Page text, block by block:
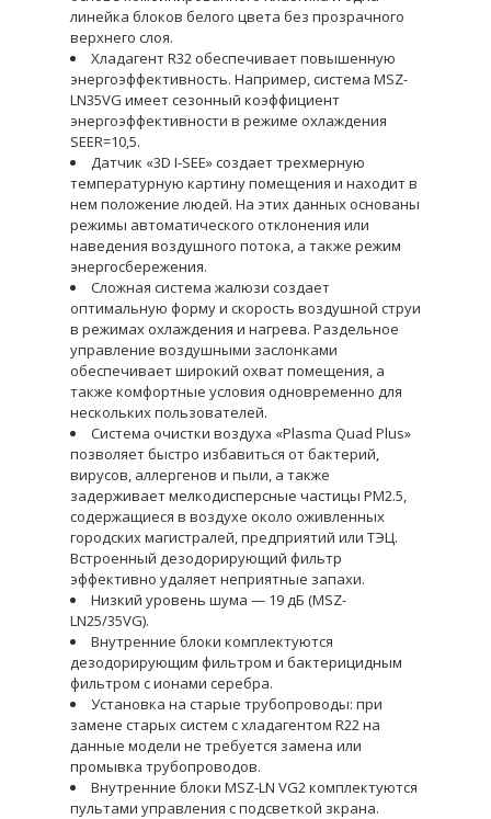
линейка блоков белого цвета без прозрачного
верхнего слоя.
Хладагент R32 обеспечивает повышенную
энергоэффективность. Например, система MSZ-
LN35VG имеет сезонный коэффициент
энергоэффективности в режиме охлаждения
SEER=10,5.
Датчик «3D I-SEE» создает трехмерную
температурную картину помещения и находит в
нем положение людей. На этих данных основаны
режимы автоматического отклонения или
наведения воздушного потока, а также режим
энергосбережения.
Сложная система жалюзи создает
оптимальную форму и скорость воздушной струи
в режимах охлаждения и нагрева. Раздельное
управление воздушными заслонками
обеспечивает широкий охват помещения, а
также комфортные условия одновременно для
нескольких пользователей.
Система очистки воздуха «Plasma Quad Plus»
позволяет быстро избавиться от бактерий,
вирусов, аллергенов и пыли, а также
задерживает мелкодисперсные частицы PM2.5,
содержащиеся в воздухе около оживленных
городских магистралей, предприятий или ТЭЦ.
Встроенный дезодорирующий фильтр
эффективно удаляет неприятные запахи.
Низкий уровень шума — 19 дБ (MSZ-
LN25/35VG).
Внутренние блоки комплектуются
дезодорирующим фильтром и бактерицидным
фильтром с ионами серебра.
Установка на старые трубопроводы: при
замене старых систем с хладагентом R22 на
данные модели не требуется замена или
промывка трубопроводов.
Внутренние блоки MSZ-LN VG2 комплектуются
пультами управления с подсветкой зкрана.